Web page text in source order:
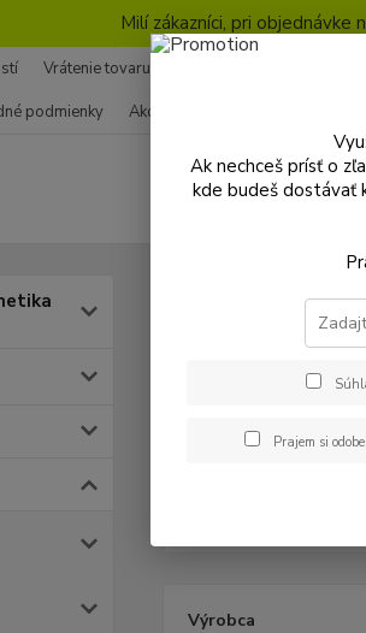
Milí zákazníci, pri
Vrátenie tovaru - Formulár
podmienky Ako nakupovať
Kryty rámu
€
Výrobca
Ak nechceš prísť o
kde budeš dostávať
Prajem si